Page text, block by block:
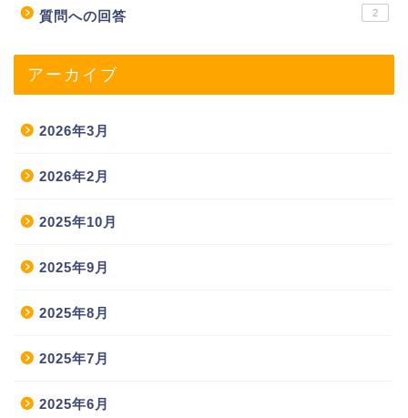
質問への回答 2
アーカイブ
2026年3月
2026年2月
2025年10月
2025年9月
2025年8月
2025年7月
2025年6月